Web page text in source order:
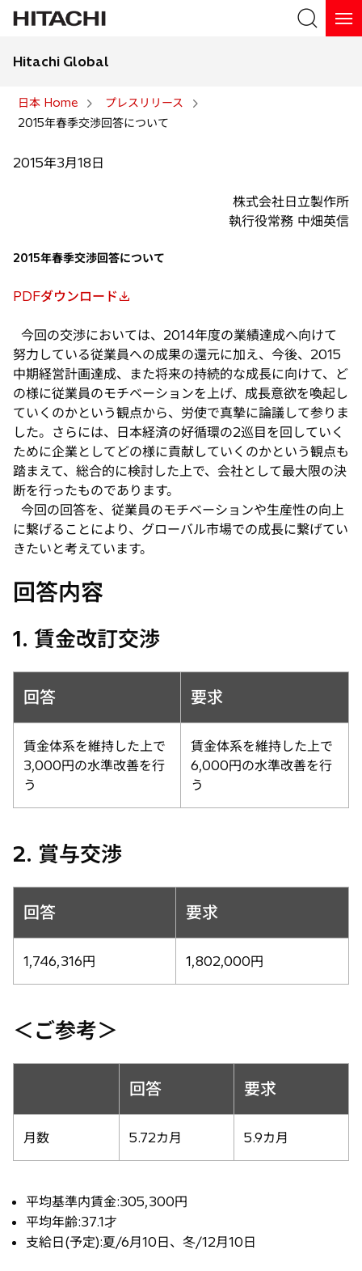
Hitachi Global
日本 Home
プレスリリース
2015年春季交渉回答について
2015年3月18日
株式会社日立製作所
執行役常務 中畑英信
2015年春季交渉回答について
PDFダウンロード
新
タ
ブ
で
開
く
今回の交渉においては、2014年度の業績達成へ向けて
努力している従業員への成果の還元に加え、今後、2015
中期経営計画達成、また将来の持続的な成長に向けて、ど
の様に従業員のモチベーションを上げ、成長意欲を喚起し
ていくのかという観点から、労使で真摯に論議して参りま
した。さらには、日本経済の好循環の2巡目を回していく
ために企業としてどの様に貢献していくのかという観点も
踏まえて、総合的に検討した上で、会社として最大限の決
断を行ったものであります。
今回の回答を、従業員のモチベーションや生産性の向上
に繋げることにより、グローバル市場での成長に繋げてい
きたいと考えています。
回答内容
1. 賃金改訂交渉
回答 要求
賃金体系を維持した上で
3,000円の水準改善を行
う
賃金体系を維持した上で
6,000円の水準改善を行
う
2. 賞与交渉
回答 要求
1,746,316円 1,802,000円
＜ご参考＞
回答 要求
月数 5.72カ月 5.9カ月
平均基準内賃金:305,300円
平均年齢:37.1才
支給日(予定):夏/6月10日、冬/12月10日